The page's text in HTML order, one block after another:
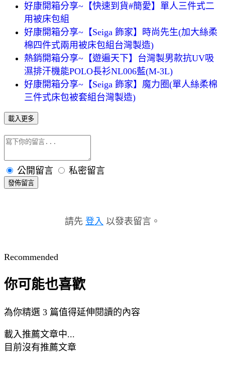
好康開箱分享~【快速到貨#簡愛】單人三件式二
用被床包組
好康開箱分享~【Seiga 飾家】時尚先生(加大絲柔
棉四件式兩用被床包組台灣製造)
熱銷開箱分享~【遊遍天下】台灣製男款抗UV吸
濕排汗機能POLO長衫NL006藍(M-3L)
好康開箱分享~【Seiga 飾家】魔力圈(單人絲柔棉
三件式床包被套組台灣製造)
載入更多
公開留言 私密留言
發佈留言
請先 登入 以發表留言。
Recommended
你可能也喜歡
為你精選 3 篇值得延伸閱讀的內容
載入推薦文章中...
目前沒有推薦文章